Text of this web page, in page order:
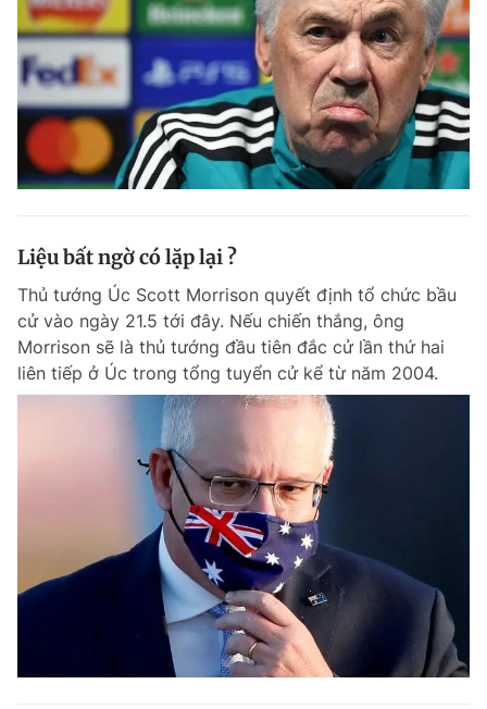
Liệu bất ngờ có lặp lại ?
Thủ tướng Úc Scott Morrison quyết định tổ chức bầu
cử vào ngày 21.5 tới đây. Nếu chiến thắng, ông
Morrison sẽ là thủ tướng đầu tiên đắc cử lần thứ hai
liên tiếp ở Úc trong tổng tuyển cử kể từ năm 2004.